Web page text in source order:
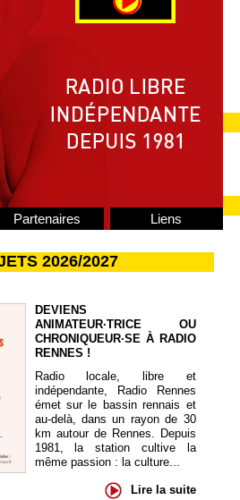
Partenaires Liens
2026/2027
DEVIENS
ANIMATEUR·TRICE OU
CHRONIQUEUR·SE À RADIO
RENNES !
Radio locale, libre et
indépendante, Radio Rennes
émet sur le bassin rennais et
au-delà, dans un rayon de 30
km autour de Rennes. Depuis
1981, la station cultive la
même passion : la culture...
Lire la suite